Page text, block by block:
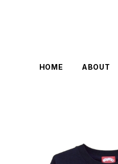
HOME ABOUT